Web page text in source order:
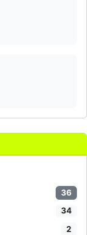
36
34
2